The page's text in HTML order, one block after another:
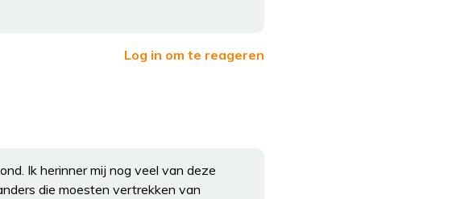
Log in om te reageren
Ik herinner mij nog veel van deze
die moesten vertrekken van